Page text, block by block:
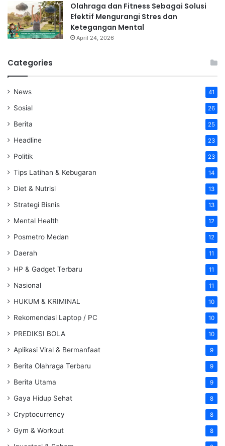
Olahraga dan Fitness Sebagai Solusi
Efektif Mengurangi Stres dan
Ketegangan Mental
April 24, 2026
Categories
News 41
Sosial 26
Berita 25
Headline 23
Politik 23
Tips Latihan & Kebugaran 14
Diet & Nutrisi 13
Strategi Bisnis 13
Mental Health 12
Posmetro Medan 12
Daerah 11
HP & Gadget Terbaru 11
Nasional 11
HUKUM & KRIMINAL 10
Rekomendasi Laptop / PC 10
PREDIKSI BOLA 10
Aplikasi Viral & Bermanfaat 9
Berita Olahraga Terbaru 9
Berita Utama 9
Gaya Hidup Sehat 8
Cryptocurrency 8
Gym & Workout 8